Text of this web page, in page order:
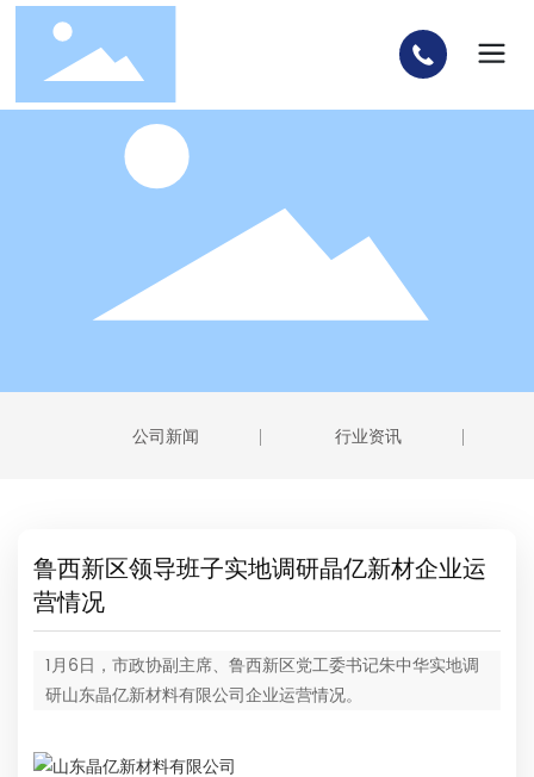
公司新闻 行业资讯
鲁西新区领导班子实地调研晶亿新材企业运
营情况
1月6日，市政协副主席、鲁西新区党工委书记朱中华实地调
研山东晶亿新材料有限公司企业运营情况。